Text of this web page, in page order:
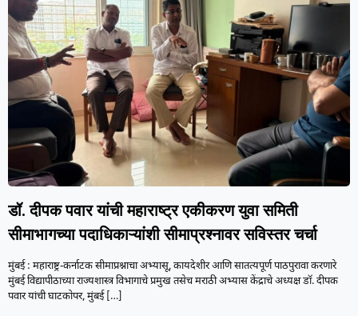
डॉ. दीपक पवार यांची महाराष्ट्र एकीकरण युवा समिती
सीमाभागच्या पदाधिकाऱ्यांशी सीमाप्रश्नावर सविस्तर चर्चा
मुंबई : महाराष्ट्र-कर्नाटक सीमाप्रश्नाचा अभ्यासू, कायदेशीर आणि सातत्यपूर्ण पाठपुरावा करणारे
मुंबई विद्यापीठाच्या राज्यशास्त्र विभागाचे प्रमुख तसेच मराठी अभ्यास केंद्राचे अध्यक्ष डॉ. दीपक
पवार यांची घाटकोपर, मुंबई[…]